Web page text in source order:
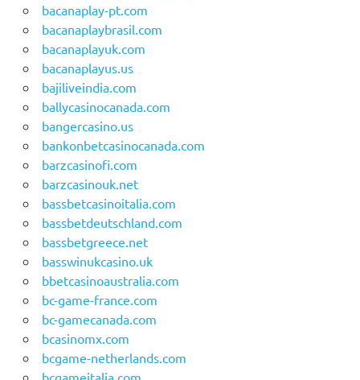
bacanaplay-pt.com
bacanaplaybrasil.com
bacanaplayuk.com
bacanaplayus.us
bajiliveindia.com
ballycasinocanada.com
bangercasino.us
bankonbetcasinocanada.com
barzcasinofi.com
barzcasinouk.net
bassbetcasinoitalia.com
bassbetdeutschland.com
bassbetgreece.net
basswinukcasino.uk
bbetcasinoaustralia.com
bc-game-france.com
bc-gamecanada.com
bcasinomx.com
bcgame-netherlands.com